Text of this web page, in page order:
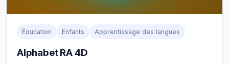
Éducation Enfants Apprentissage des langues
Alphabet RA 4D